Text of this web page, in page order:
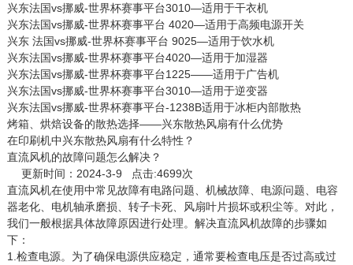
兴东法国vs挪威-世界杯赛事平台3010—适用于干衣机
兴东法国vs挪威-世界杯赛事平台 4020—适用于高频电源开关
兴东 法国vs挪威-世界杯赛事平台 9025—适用于饮水机
兴东法国vs挪威-世界杯赛事平台4020—适用于加湿器
兴东法国vs挪威-世界杯赛事平台1225——适用于广告机
兴东法国vs挪威-世界杯赛事平台3010—适用于逆变器
兴东法国vs挪威-世界杯赛事平台-1238B适用于冰柜内部散热
烤箱、烘焙设备的散热选择——兴东散热风扇有什么优势
在印刷机中兴东散热风扇有什么特性？
直流风机的故障问题怎么解决？
更新时间：2024-3-9 点击:4699次
直流风机在使用中常见故障有电路问题、机械故障、电源问题、电容
器老化、电机轴承磨损、转子卡死、风扇叶片损坏或积尘等。对此，
我们一般根据具体故障原因进行处理。解决直流风机故障的步骤如
下：
1.检查电源。为了确保电源供应稳定，通常要检查电压是否过高或过